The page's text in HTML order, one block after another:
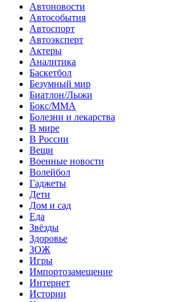
Автоновости
Автособытия
Автоспорт
Автоэксперт
Актеры
Аналитика
Баскетбол
Безумный мир
Биатлон/Лыжи
Бокс/MMA
Болезни и лекарства
В мире
В России
Вещи
Военные новости
Волейбол
Гаджеты
Дети
Дом и сад
Еда
Звёзды
Здоровье
ЗОЖ
Игры
Импортозамещение
Интернет
Истории